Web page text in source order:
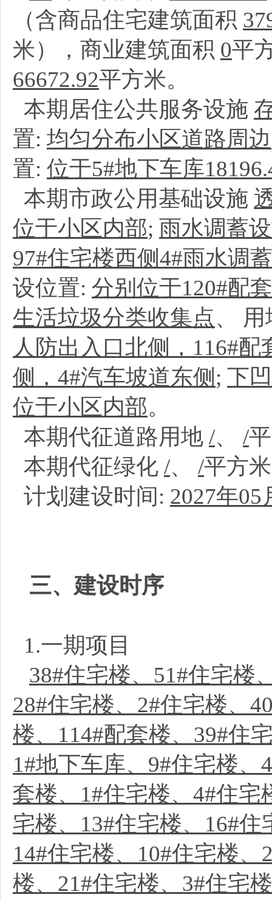
（含商品住宅建筑面积
米），商业建筑面积 0平
66672.92平方米。
本期居住公共服务设施
置: 均匀分布小区道路周边
置: 位于5#地下车库
本期市政公用基础设施
位于小区内部; 雨水调蓄
97#住宅楼西侧4#雨水调
设位置: 分别位于120#配
生活垃圾分类收集点、
人防出入口北侧，116#
侧，4#汽车坡道东侧 ; 下
位于小区内部。
本期代征道路用地 /、 /
本期代征绿化 /、 /平方
计划建设时间: 2027年05
三、建设时序
1.一期项目
38#住宅楼、51#住宅楼
28#住宅楼、2#住宅楼、
楼、114#配套楼、39#住
1#地下车库、9#住宅楼、
套楼、1#住宅楼、4#住宅
宅楼、13#住宅楼、16#
14#住宅楼、10#住宅楼
楼、21#住宅楼、3#住宅楼